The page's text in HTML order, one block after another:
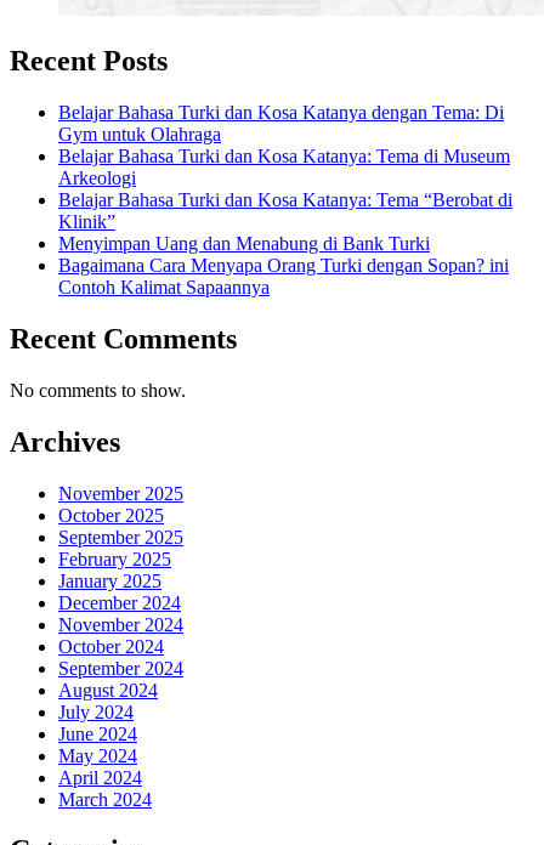
Recent Posts
Belajar Bahasa Turki dan Kosa Katanya dengan Tema: Di
Gym untuk Olahraga
Belajar Bahasa Turki dan Kosa Katanya: Tema di Museum
Arkeologi
Belajar Bahasa Turki dan Kosa Katanya: Tema “Berobat di
Klinik”
Menyimpan Uang dan Menabung di Bank Turki
Bagaimana Cara Menyapa Orang Turki dengan Sopan? ini
Contoh Kalimat Sapaannya
Recent Comments
No comments to show.
Archives
November 2025
October 2025
September 2025
February 2025
January 2025
December 2024
November 2024
October 2024
September 2024
August 2024
July 2024
June 2024
May 2024
April 2024
March 2024